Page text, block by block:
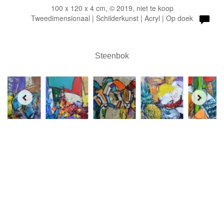
100 x 120 x 4 cm, © 2019, niet te koop
Tweedimensionaal | Schilderkunst | Acryl | Op doek
Steenbok